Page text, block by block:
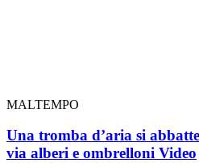
MALTEMPO
Una tromba d’aria si
via alberi e ombrelloni Video